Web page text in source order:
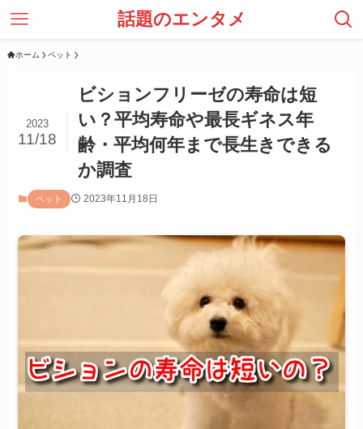
話題のエンタメ
ホーム ペット
ビションフリーゼの寿命は短
い？平均寿命や最長ギネス年
齢・平均何年まで長生きできる
か調査
2023
11/18
ペット 2023年11月18日